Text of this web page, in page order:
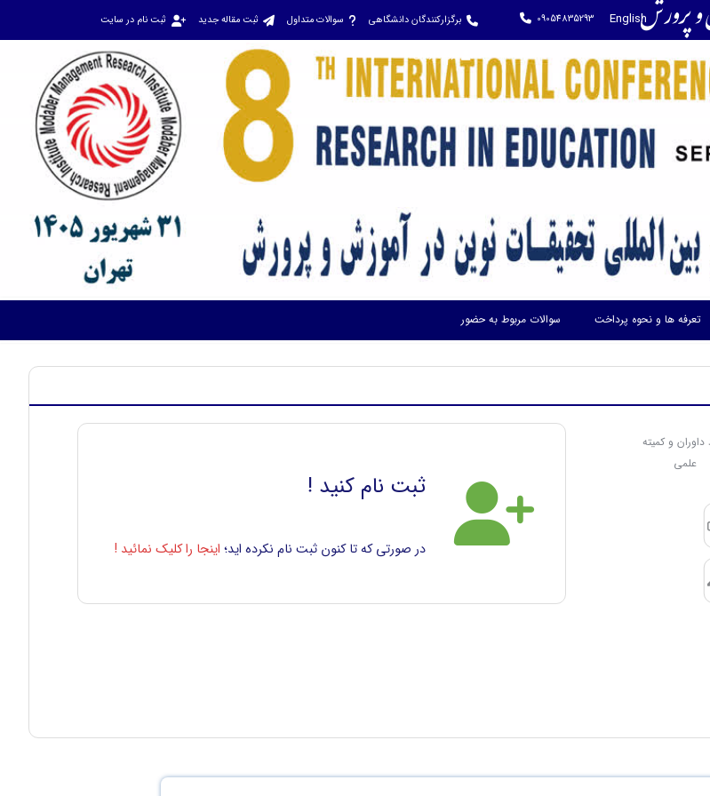
و پرورشEnglish
09054835293 برگزارکنندگان دانشگاهی سوالات متداول ثبت مقاله جدید ثبت نام در سایت
ورود کاربران
تعرفه ها و نحوه پرداخت سوالات مربوط به حضور
داوران و کمیته
علمی
ثبت نام کنید !
در صورتی که تا کنون ثبت نام نکرده اید؛ اینجا را کلیک نمائید !